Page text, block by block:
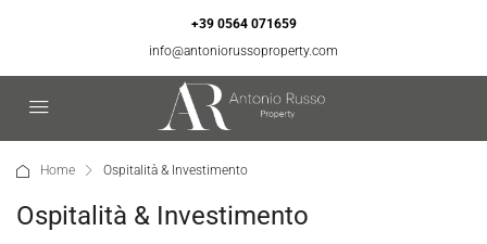
+39 0564 071659
info@antoniorussoproperty.com
Home Ospitalità & Investimento
Ospitalità & Investimento